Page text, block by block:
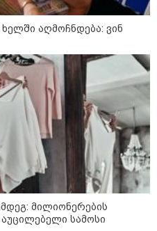
კობახიძე
აღმოჩნდება: ვინ
მილიონერების
სამოსი